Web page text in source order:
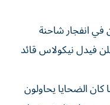
نحو 40 آخرين في انفجار شاحنة
فيدل نيكولاس قائد
كان الضحايا يحاولون